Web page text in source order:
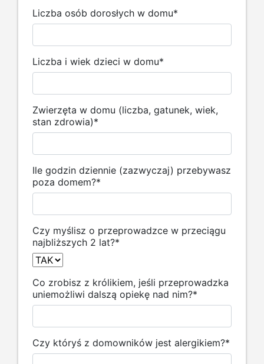
Liczba osób dorosłych w domu*
Liczba i wiek dzieci w domu*
Zwierzęta w domu (liczba, gatunek, wiek,
stan zdrowia)*
Ile godzin dziennie (zazwyczaj) przebywasz
poza domem?*
Czy myślisz o przeprowadzce w przeciągu
najbliższych 2 lat?*
Co zrobisz z królikiem, jeśli przeprowadzka
uniemożliwi dalszą opiekę nad nim?*
Czy któryś z domowników jest alergikiem?*